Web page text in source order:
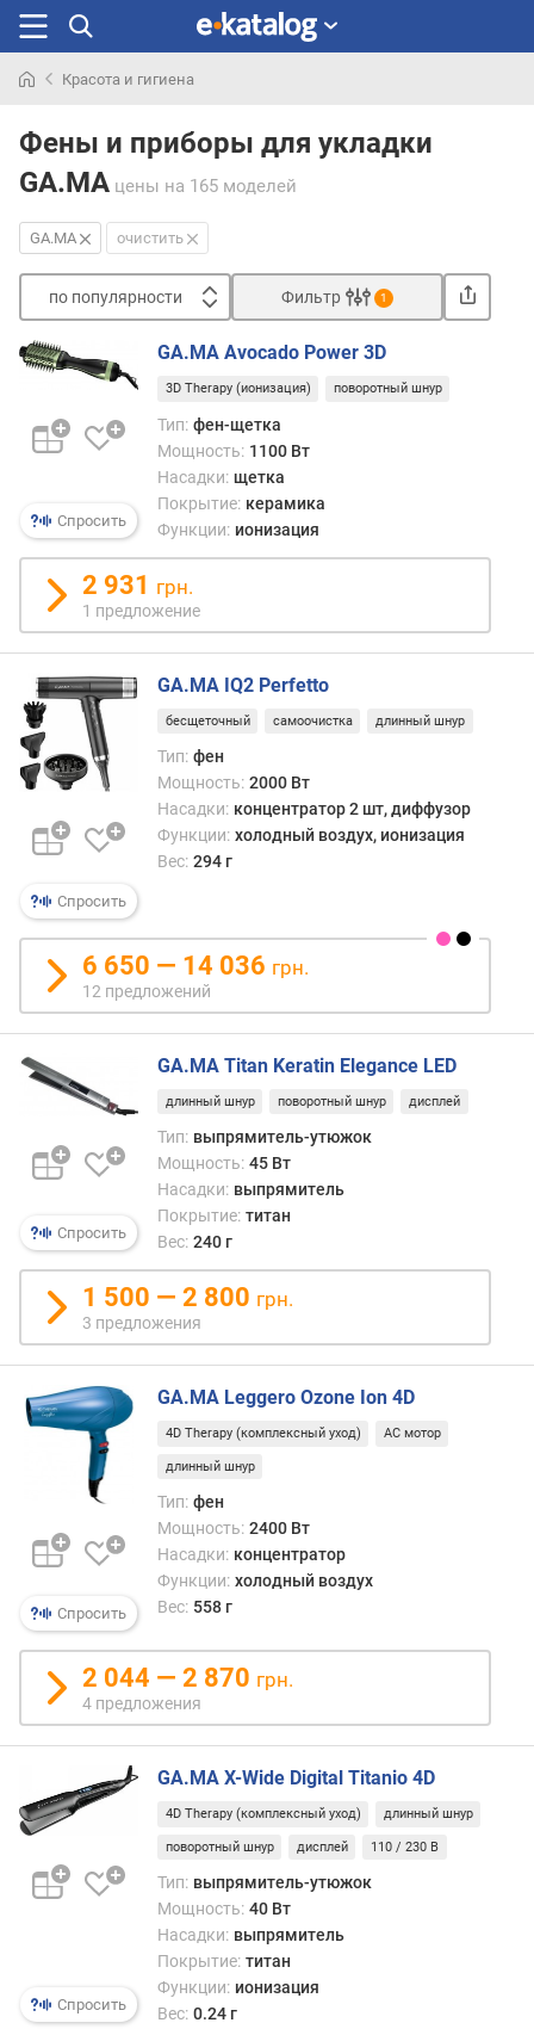
раньше
Красота и гигиена
Фены и приборы для укладки
GA.MA цены на 165 моделей
GA.MA очистить
по популярности
п
п
о
л
я
н
и
т
д
е
ш
в
ы
х
к
д
о
о
г
м
д
о
р
о
г
и
х
к
в
ы
о
з
в
а
п
е
Фильтр 1
Спросить
GA.MA Avocado Power 3D
3D Therapy (ионизация) поворотный шнур
Тип: фен-щетка
Мощность: 1100 Вт
Насадки: щетка
Покрытие: керамика
Функции: ионизация
2 931 грн.
1 предложение
Спросить
GA.MA IQ2 Perfetto
бесщеточный самоочистка длинный шнур
Тип: фен
Мощность: 2000 Вт
Насадки: концентратор 2 шт, диффузор
Функции: холодный воздух, ионизация
Вес: 294 г
6 650 — 14 036 грн.
12 предложений
Спросить
GA.MA Titan Keratin Elegance LED
длинный шнур поворотный шнур дисплей
Тип: выпрямитель-утюжок
Мощность: 45 Вт
Насадки: выпрямитель
Покрытие: титан
Вес: 240 г
1 500 — 2 800 грн.
3 предложения
Спросить
GA.MA Leggero Ozone Ion 4D
4D Therapy (комплексный уход) AC мотор
длинный шнур
Тип: фен
Мощность: 2400 Вт
Насадки: концентратор
Функции: холодный воздух
Вес: 558 г
2 044 — 2 870 грн.
4 предложения
Спросить
GA.MA X-Wide Digital Titanio 4D
4D Therapy (комплексный уход) длинный шнур
поворотный шнур дисплей 110 / 230 В
Тип: выпрямитель-утюжок
Мощность: 40 Вт
Насадки: выпрямитель
Покрытие: титан
Функции: ионизация
Вес: 0.24 г